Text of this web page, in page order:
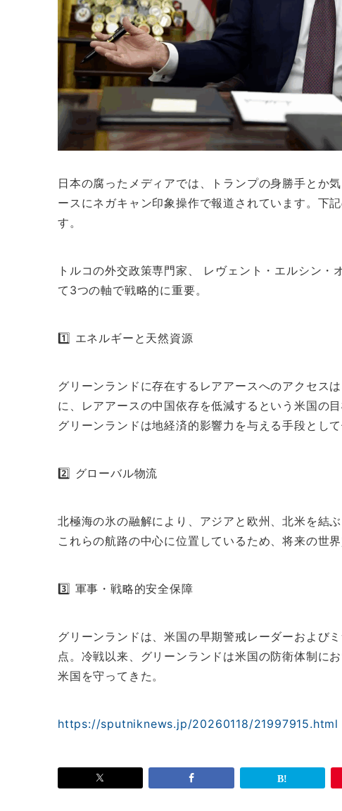
日本の腐ったメディアでは、トランプの身勝手とか
ースにネガキャン印象操作で報道されています。下
す。
トルコの外交政策専門家、 レヴェント・エルシン
て3つの軸で戦略的に重要。
1️⃣ エネルギーと天然資源
グリーンランドに存在するレアアースへのアクセス
に、レアアースの中国依存を低減するという米国の
グリーンランドは地経済的影響力を与える手段として
2️⃣ グローバル物流
北極海の氷の融解により、アジアと欧州、北米を結
これらの航路の中心に位置しているため、将来の世
3️⃣ 軍事・戦略的安全保障
グリーンランドは、米国の早期警戒レーダーおよび
点。冷戦以来、グリーンランドは米国の防衛体制に
米国を守ってきた。
https://sputniknews.jp/20260118/21997915.html